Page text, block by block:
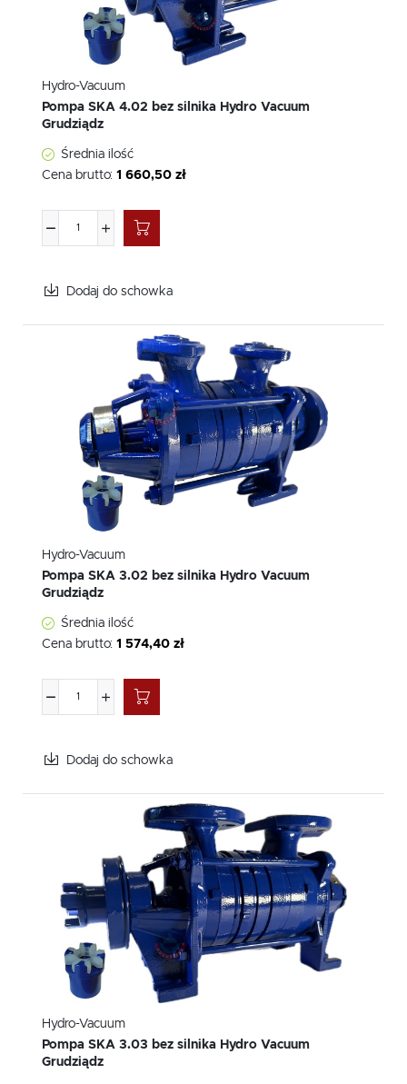
Hydro-Vacuum
Pompa SKA 4.02 bez silnika Hydro Vacuum
Grudziądz
Średnia ilość
Cena brutto: 1 660,50 zł
Dodaj do schowka
Hydro-Vacuum
Pompa SKA 3.02 bez silnika Hydro Vacuum
Grudziądz
Średnia ilość
Cena brutto: 1 574,40 zł
Dodaj do schowka
Hydro-Vacuum
Pompa SKA 3.03 bez silnika Hydro Vacuum
Grudziądz